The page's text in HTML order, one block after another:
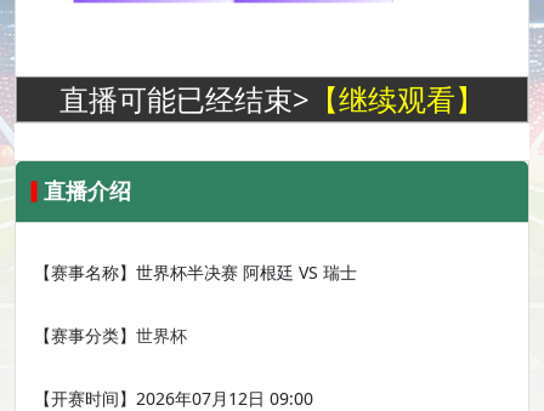
直播可能已经结束> 【继续观看】
直播介绍
【赛事名称】 世界杯半决赛 阿根廷 VS 瑞士
【赛事分类】 世界杯
【开赛时间】 2026年07月12日 09:00